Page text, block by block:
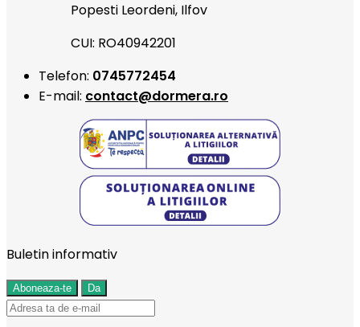
Popesti Leordeni, Ilfov
CUI: RO40942201
Telefon: 0745772454
E-mail: contact@dormera.ro
Buletin informativ